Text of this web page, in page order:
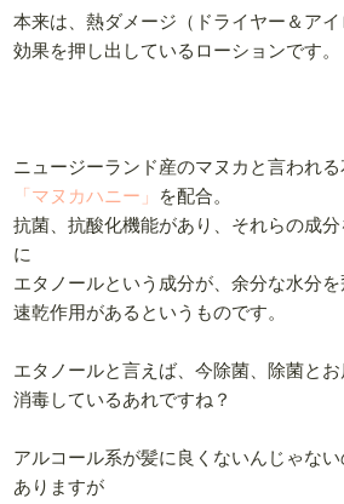
本来は、熱ダメージ（ドライヤー＆ア
効果を押し出しているローションです。
ニュージーランド産のマヌカと言われ
「マヌカハニー」
を配合。
抗菌、抗酸化機能があり、それらの成
に
エタノールという成分が、余分な水分
速乾作用があるというものです。
エタノールと言えば、今除菌、除菌と
消毒しているあれですね？
アルコール系が髪に良くないんじゃな
ありますが